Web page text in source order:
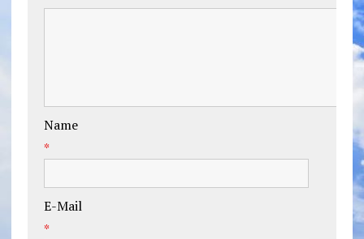
Name
*
E-Mail
*